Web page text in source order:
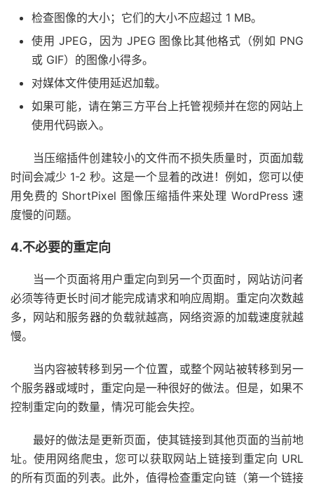
检查图像的大小；它们的大小不应超过 1 MB。
使用 JPEG，因为 JPEG 图像比其他格式（例如 PNG
或 GIF）的图像小得多。
对媒体文件使用延迟加载。
如果可能，请在第三方平台上托管视频并在您的网站上
使用代码嵌入。
当压缩插件创建较小的文件而不损失质量时，页面加载
时间会减少 1-2 秒。这是一个显着的改进！例如，您可以使
用免费的 ShortPixel 图像压缩插件来处理 WordPress 速
度慢的问题。
4.不必要的重定向
当一个页面将用户重定向到另一个页面时，网站访问者
必须等待更长时间才能完成请求和响应周期。重定向次数越
多，网站和服务器的负载就越高，网络资源的加载速度就越
慢。
当内容被转移到另一个位置，或整个网站被转移到另一
个服务器或域时，重定向是一种很好的做法。但是，如果不
控制重定向的数量，情况可能会失控。
最好的做法是更新页面，使其链接到其他页面的当前地
址。使用网络爬虫，您可以获取网站上链接到重定向 URL
的所有页面的列表。此外，值得检查重定向链（第一个链接